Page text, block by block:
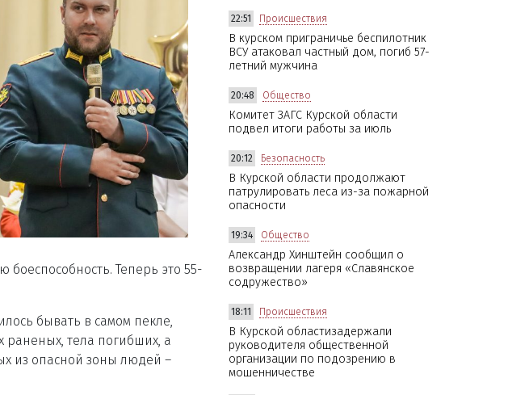
Теперь это 55-
бывать в самом пекле,
раненых, тела погибших, а
из опасной зоны людей –
22:51 Происшествия
В курском приграничье беспилотник
ВСУ атаковал частный дом, погиб 57-
летний мужчина
20:48 Общество
Комитет ЗАГС Курской области
подвел итоги работы за июль
20:12 Безопасность
В Курской области продолжают
патрулировать леса из-за пожарной
опасности
19:34 Общество
Александр Хинштейн сообщил о
возвращении лагеря «Славянское
содружество»
18:11 Происшествия
В Курской областизадержали
руководителя общественной
организации по подозрению в
мошенничестве